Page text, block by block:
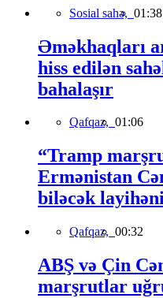
Sosial sahə, 01:38
Əməkhaqları
hiss edilən
bahalaşır
Qafqaz, 01:06
“Tramp
Ermənistan
biləcək
Qafqaz, 00:32
ABŞ və Çin
marşrutlar